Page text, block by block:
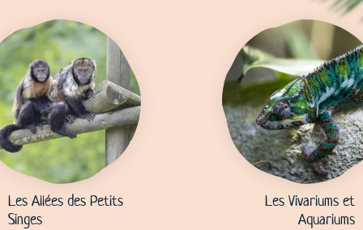
58
Les Allées des Petits
Singes
Les Vivariums et
Aquariums